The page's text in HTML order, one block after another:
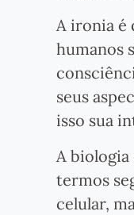
A ironia é
humanos
seus
isso sua
A biologia
termos
celular,